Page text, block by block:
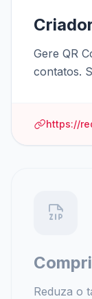
Gere QR
contatos.
https://
Reduza o